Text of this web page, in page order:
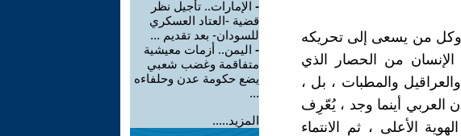
، وكل من يسعى إلى تحريكه
من الحصار الذي
والمطبات ، بل ،
العربي أينما وجد ، يُعّرِف
الأعلى ، ثم الانتماء
- الإمارات.. تأجيل نظر
قضية -العتاد العسكري
للسودان- بعد تقديم ...
- اليمن.. أزمات معيشية
متفاقمة وغضب شعبي
يضع حكومة عدن وحلفاءه
...
المزيد.....